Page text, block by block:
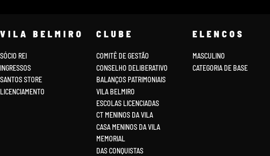
VILA BELMIRO
SÓCIO REI
INGRESSOS
SANTOS STORE
LICENCIAMENTO
CLUBE
COMITÊ DE GESTÃO
CONSELHO DELIBERATIVO
BALANÇOS PATRIMONIAIS
VILA BELMIRO
ESCOLAS LICENCIADAS
CT MENINOS DA VILA
CASA MENINOS DA VILA
MEMORIAL
DAS CONQUISTAS
ELENCOS
MASCULINO
CATEGORIA DE BASE